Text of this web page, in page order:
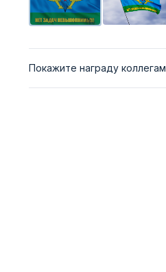
Покажите награду коллегам